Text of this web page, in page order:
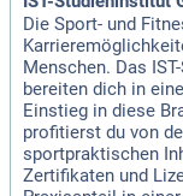
Die Sport- und
Menschen. Das
bereiten dich in
Einstieg in diese
profitierst du von
sportpraktischen
Zertifikaten und